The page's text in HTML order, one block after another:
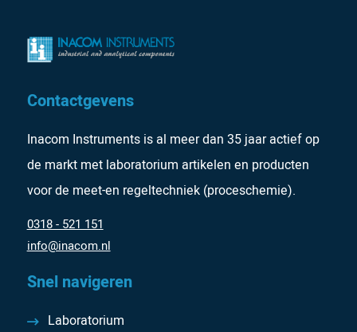
Contactgevens
Inacom Instruments is al meer dan 35 jaar actief op
de markt met laboratorium artikelen en producten
voor de meet-en regeltechniek (proceschemie).
0318 - 521 151
info@inacom.nl
Snel navigeren
Laboratorium